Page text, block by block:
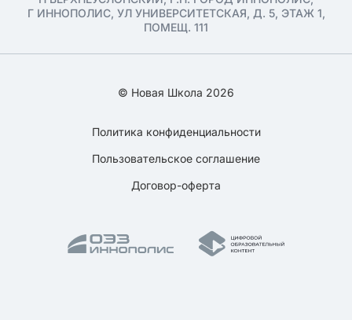
Г ИННОПОЛИС, УЛ УНИВЕРСИТЕТСКАЯ, Д. 5, ЭТАЖ 1,
ПОМЕЩ. 111
© Новая Школа 2026
Политика конфиденциальности
Пользовательское соглашение
Договор-оферта